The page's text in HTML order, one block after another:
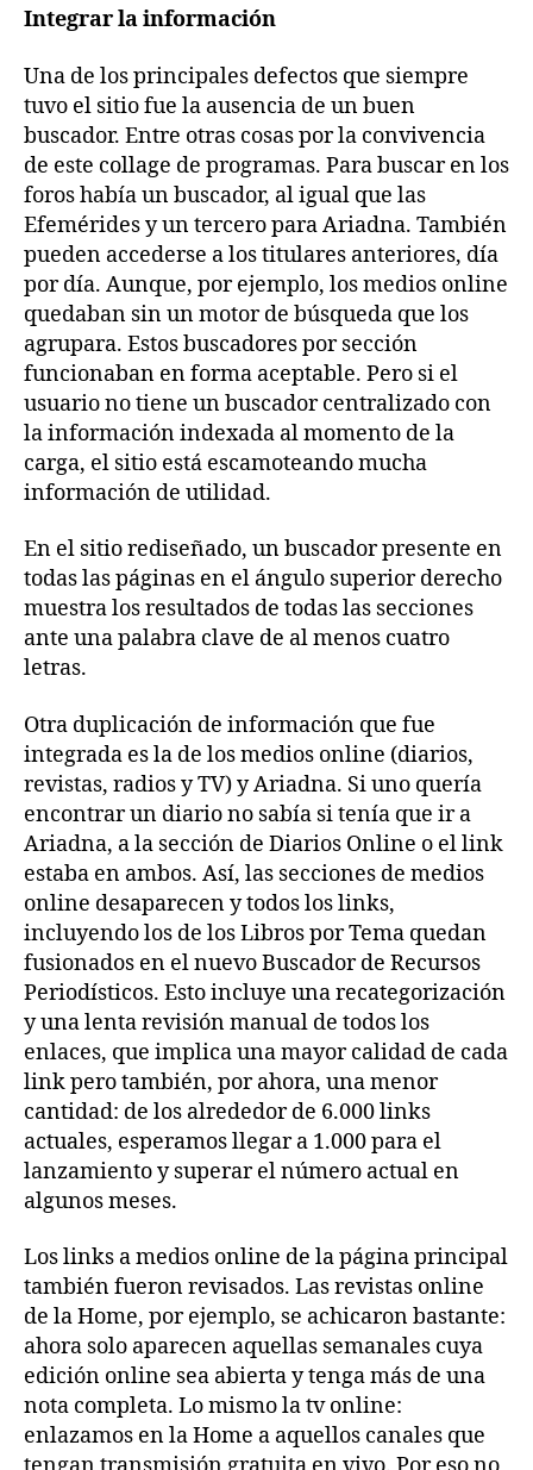
Integrar la información
Una de los principales defectos que siempre
tuvo el sitio fue la ausencia de un buen
buscador. Entre otras cosas por la convivencia
de este collage de programas. Para buscar en los
foros había un buscador, al igual que las
Efemérides y un tercero para Ariadna. También
pueden accederse a los titulares anteriores, día
por día. Aunque, por ejemplo, los medios online
quedaban sin un motor de búsqueda que los
agrupara. Estos buscadores por sección
funcionaban en forma aceptable. Pero si el
usuario no tiene un buscador centralizado con
la información indexada al momento de la
carga, el sitio está escamoteando mucha
información de utilidad.
En el sitio rediseñado, un buscador presente en
todas las páginas en el ángulo superior derecho
muestra los resultados de todas las secciones
ante una palabra clave de al menos cuatro
letras.
Otra duplicación de información que fue
integrada es la de los medios online (diarios,
revistas, radios y TV) y Ariadna. Si uno quería
encontrar un diario no sabía si tenía que ir a
Ariadna, a la sección de Diarios Online o el link
estaba en ambos. Así, las secciones de medios
online desaparecen y todos los links,
incluyendo los de los Libros por Tema quedan
fusionados en el nuevo Buscador de Recursos
Periodísticos. Esto incluye una recategorización
y una lenta revisión manual de todos los
enlaces, que implica una mayor calidad de cada
link pero también, por ahora, una menor
cantidad: de los alrededor de 6.000 links
actuales, esperamos llegar a 1.000 para el
lanzamiento y superar el número actual en
algunos meses.
Los links a medios online de la página principal
también fueron revisados. Las revistas online
de la Home, por ejemplo, se achicaron bastante:
ahora solo aparecen aquellas semanales cuya
edición online sea abierta y tenga más de una
nota completa. Lo mismo la tv online:
enlazamos en la Home a aquellos canales que